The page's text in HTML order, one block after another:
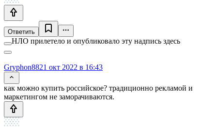
Ответить
НЛО прилетело и опубликовало эту надпись здесь
Gryphon8821 окт 2022 в 16:43
как можно купить российское? традиционно рекламой и
маркетингом не заморачиваются.